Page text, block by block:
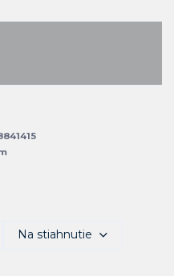
Na stiahnutie